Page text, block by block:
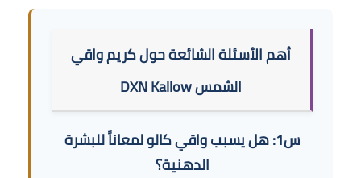
أهم الأسئلة الشائعة حول كريم واقي
الشمس DXN Kallow
س1: هل يسبب واقي كالو لمعاناً للبشرة
الدهنية؟